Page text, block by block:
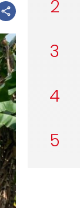
2
3
4
5